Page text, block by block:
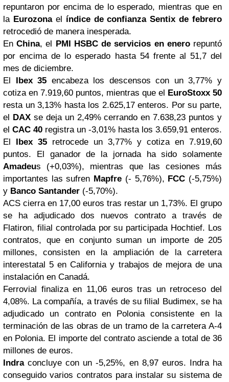
repuntaron por encima de lo esperado, mientras que en
la Eurozona el índice de confianza Sentix de febrero
retrocedió de manera inesperada.
EnChina, el PMI HSBCde servicios en enerorepuntó
por encima de lo esperado hasta 54 frente al 51,7 del
mes de diciembre.
El Ibex 35 encabeza los descensos con un 3,77% y
cotiza en 7.919,60 puntos, mientras que el EuroStoxx 50
resta un 3,13% hasta los 2.625,17 enteros. Por su parte,
el DAXse deja un 2,49% cerrando en 7.638,23 puntos y
el CAC 40 registra un -3,01% hasta los 3.659,91 enteros.
El Ibex 35 retrocede un 3,77% y cotiza en 7.919,60
puntos. El ganador de la jornada ha sido solamente
Amadeus (+0,03%), mientras que las cesiones más
importantes las sufren Mapfre (- 5,76%), FCC (-5,75%)
y Banco Santander (-5,70%).
ACS cierra en 17,00 euros tras restar un 1,73%. El grupo
se ha adjudicado dos nuevos contrato a través de
Flatiron, filial controlada por su participada Hochtief. Los
contratos, que en conjunto suman un importe de 205
millones, consisten en la ampliación de la carretera
interestatal 5 en California y trabajos de mejora de una
instalación en Canadá.
Ferrovial finaliza en 11,06 euros tras un retroceso del
4,08%. La compañía, a través de su filial Budimex, se ha
adjudicado un contrato en Polonia consistente en la
terminación de las obras de un tramo de la carretera A-4
en Polonia. El importe del contrato asciende a total de 36
millones de euros.
Indra concluye con un -5,25%, en 8,97 euros. Indra ha
conseguido varios contratos para instalar su sistema de